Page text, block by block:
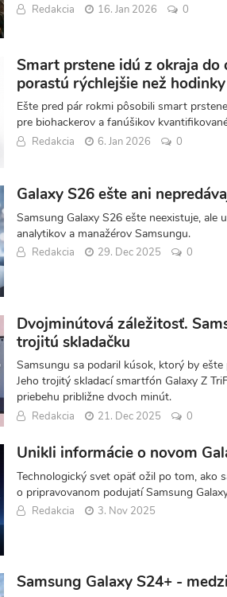
Redakcia 16. Jan 2026 0
Smart prstene idú z okraja do
porastú rýchlejšie než hodinky
Ešte pred pár rokmi pôsobili smart
pre biohackerov a fanúšikov
Redakcia 6. Jan 2026 0
Galaxy S26 ešte ani
Samsung Galaxy S26 ešte neexistuje, ale
analytikov a manažérov Samsungu.
Redakcia 29. Dec 2025 0
Dvojminútová záležitosť.
trojitú skladačku
Samsungu sa podaril kúsok, ktorý by
Jeho trojitý skladací smartfón Galaxy Z
priebehu približne dvoch minút.
Redakcia 21. Dec 2025 0
Unikli informácie o novom
Technologický svet opäť ožil po tom, ako
o pripravovanom podujatí Samsung
Redakcia 3. Nov 2025
Samsung Galaxy S24+ -